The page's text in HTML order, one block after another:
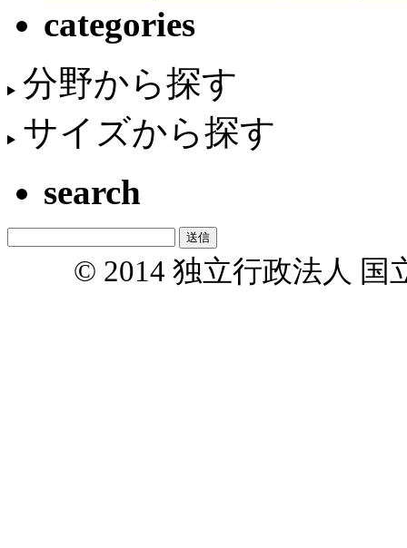
categories
分野から探す
サイズから探す
search
© 2014 独立行政法人 国